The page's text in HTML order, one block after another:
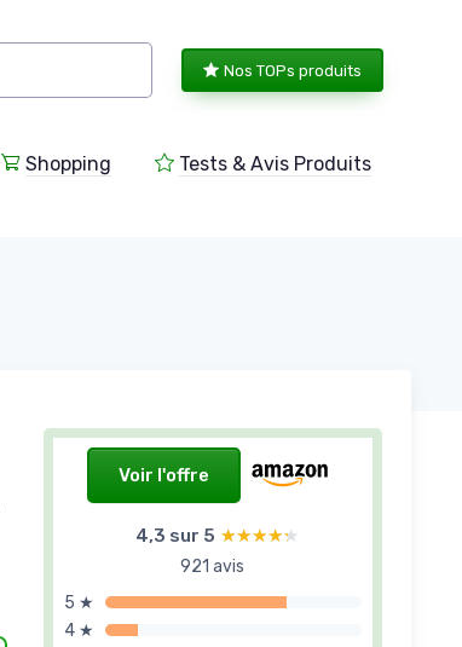
Nos TOPs produits
Shopping Tests & Avis Produits
Voir l'offre
4,3 sur 5 ★★★★★
★★★★★
921 avis
5 ★
4 ★